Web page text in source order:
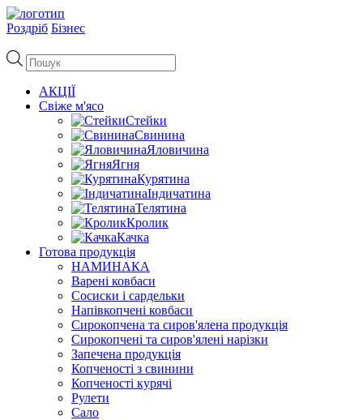
Роздріб Бізнес
Пошук
товарів
АКЦІЇ
Свіже м'ясо
Стейки
Свинина
Яловичина
Ягня
Курятина
Індичатина
Телятина
Кролик
Качка
Готова продукція
НАМИНАКА
Варені ковбаси
Сосиски і сардельки
Напівкопчені ковбаси
Сирокопчена та сиров'ялена продукція
Сирокопчені та сиров'ялені нарізки
Запечена продукція
Копченості з свинини
Копченості курячі
Рулети
Сало